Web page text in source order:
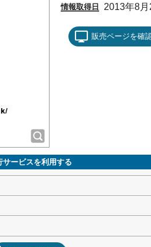
情報取得日 2013年8月
販売ページを確
サービスを利用する